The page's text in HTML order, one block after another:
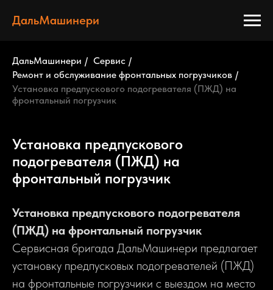
ДальМашинери
ДальМашинери / Сервис /
Ремонт и обслуживание фронтальных погрузчиков /
Установка предпускового подогревателя (ПЖД) на
фронтальный погрузчик
Установка предпускового
подогревателя (ПЖД) на
фронтальный погрузчик
Установка предпускового подогревателя
(ПЖД) на фронтальный погрузчик
Сервисная бригада ДальМашинери предлагает
установку предпусковых подогревателей (ПЖД)
на фронтальные погрузчики с выездом на место